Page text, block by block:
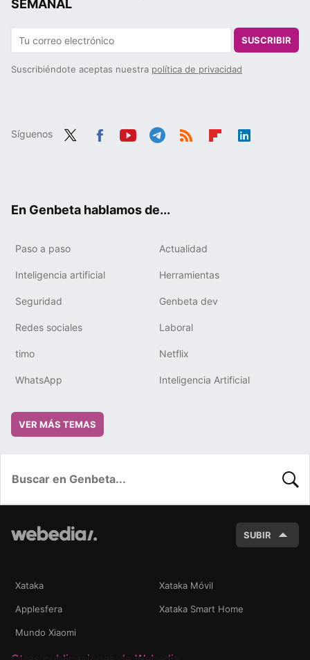
SEMANAL
SUSCRIBIR
Suscribiéndote aceptas nuestra política de privacidad
Síguenos
En Genbeta hablamos de...
Paso a paso Actualidad
Inteligencia artificial Herramientas
Seguridad Genbeta dev
Redes sociales Laboral
timo Netflix
WhatsApp Inteligencia Artificial
VER MÁS TEMAS
SUBIR
Xataka Xataka Móvil
Applesfera Xataka Smart Home
Mundo Xiaomi